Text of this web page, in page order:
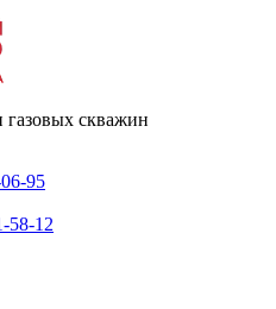
скважин
95
58-12